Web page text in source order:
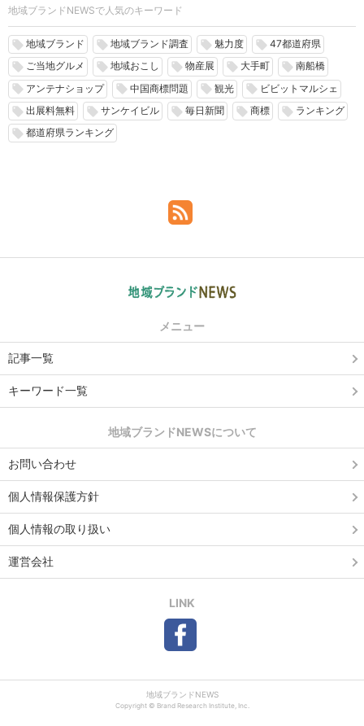
地域ブランドNEWSで人気のキーワード
local_offer 地域ブランド local_offer 地域ブランド調査 local_offer 魅力度 local_offer 47都道府県
local_offer ご当地グルメ local_offer 地域おこし local_offer 物産展 local_offer 大手町 local_offer 南船橋
local_offer アンテナショップ local_offer 中国商標問題 local_offer 観光 local_offer ビビットマルシェ
local_offer 出展料無料 local_offer サンケイビル local_offer 毎日新聞 local_offer 商標 local_offer ランキング
local_offer 都道府県ランキング
メニュー
記事一覧
キーワード一覧
地域ブランドNEWSについて
お問い合わせ
個人情報保護方針
個人情報の取り扱い
運営会社
LINK
地域ブランドNEWS
Copyright © Brand Research Institute, Inc.